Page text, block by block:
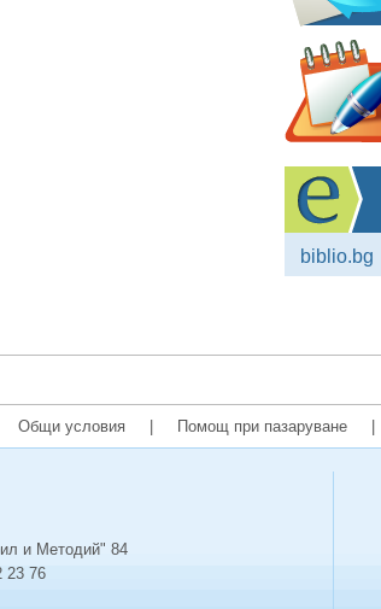
biblio.bg
Общи условия Помощ при пазаруване
и Методий" 84
23 76